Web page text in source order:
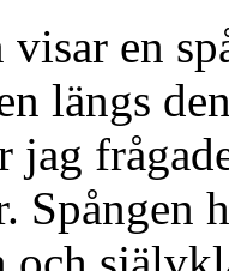
en
längs
jag
Spången